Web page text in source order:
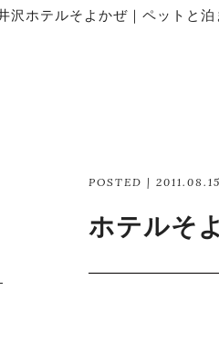
沢ホテルそよかぜ｜ペットと
POSTED | 2011.08.15
ホテルそ